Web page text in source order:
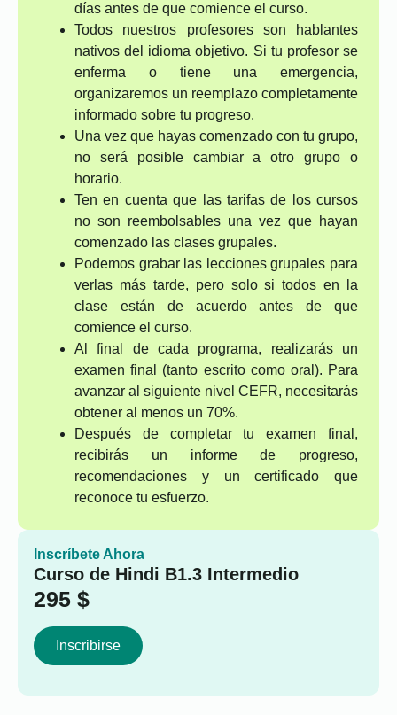
días antes de que comience el curso.
Todos nuestros profesores son hablantes
nativos del idioma objetivo. Si tu profesor se
enferma o tiene una emergencia,
organizaremos un reemplazo completamente
informado sobre tu progreso.
Una vez que hayas comenzado con tu grupo,
no será posible cambiar a otro grupo o
horario.
Ten en cuenta que las tarifas de los cursos
no son reembolsables una vez que hayan
comenzado las clases grupales.
Podemos grabar las lecciones grupales para
verlas más tarde, pero solo si todos en la
clase están de acuerdo antes de que
comience el curso.
Al final de cada programa, realizarás un
examen final (tanto escrito como oral). Para
avanzar al siguiente nivel CEFR, necesitarás
obtener al menos un 70%.
Después de completar tu examen final,
recibirás un informe de progreso,
recomendaciones y un certificado que
reconoce tu esfuerzo.
Inscríbete Ahora
Curso de Hindi B1.3 Intermedio
295 $
Inscribirse